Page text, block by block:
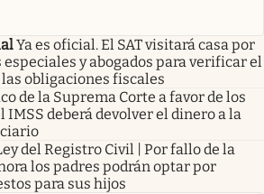
Ya es oficial. El SAT visitará casa por
especiales y abogados para verificar el
obligaciones fiscales
de la Suprema Corte a favor de los
IMSS deberá devolver el dinero a la
del Registro Civil | Por fallo de la
los padres podrán optar por
para sus hijos